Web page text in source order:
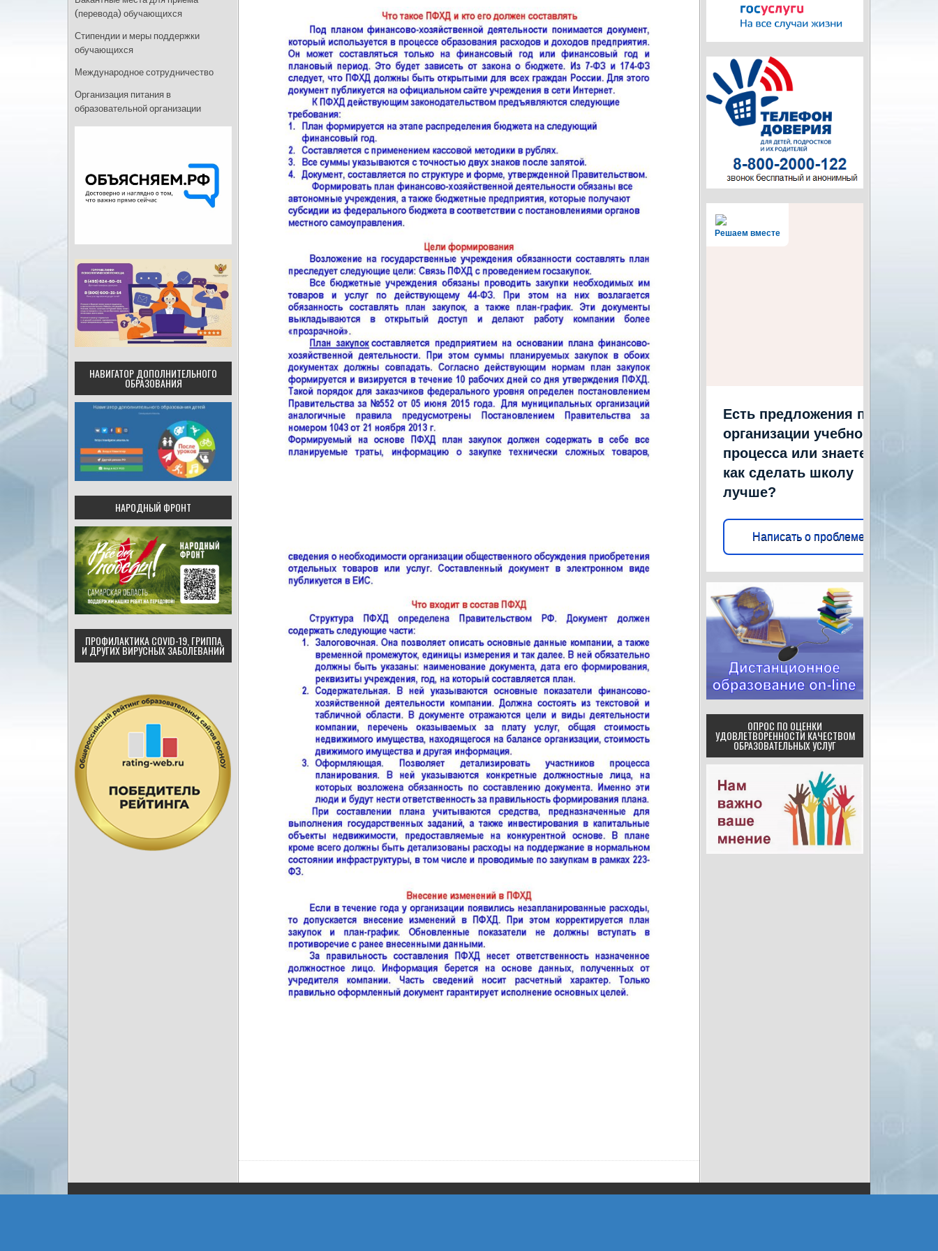
(перевода) обучающихся
Стипендии и меры поддержки
обучающихся
Международное сотрудничество
Организация питания в
образовательной организации
НАВИГАТОР ДОПОЛНИТЕЛЬНОГО
ОБРАЗОВАНИЯ
НАРОДНЫЙ ФРОНТ
ПРОФИЛАКТИКА COVID-19, ГРИППА
И ДРУГИХ ВИРУСНЫХ ЗАБОЛЕВАНИЙ
Решаем вместе
Есть предложения по
организации учебного
процесса или знаете,
как сделать школу
лучше?
Написать о проблеме
ОПРОС ПО ОЦЕНКИ
УДОВЛЕТВОРЕННОСТИ КАЧЕСТВОМ
ОБРАЗОВАТЕЛЬНЫХ УСЛУГ